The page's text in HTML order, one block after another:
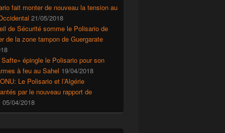
fait monter de nouveau la tension au
21/05/2018
de Sécurité somme le Polisario de
de la zone tampon de Guergarate
épingle le Polisario pour son
à feu au Sahel 19/04/2018
Le Polisario et l’Algérie
par le nouveau rapport de
05/04/2018